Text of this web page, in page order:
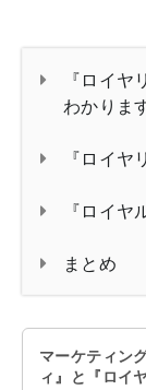
『ロイヤ
わかりま
『ロイヤ
『ロイヤ
まとめ
マーケティン
ィ』と『ロイ